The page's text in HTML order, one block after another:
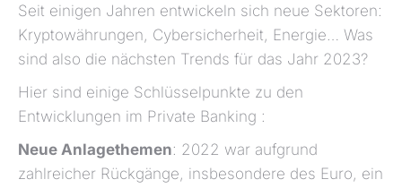
Seit einigen Jahren entwickeln sich neue Sektoren:
Kryptowährungen, Cybersicherheit, Energie… Was
sind also die nächsten Trends für das Jahr 2023?
Hier sind einige Schlüsselpunkte zu den
Entwicklungen im Private Banking :
Neue Anlagethemen: 2022 war aufgrund
zahlreicher Rückgänge, insbesondere des Euro, ein